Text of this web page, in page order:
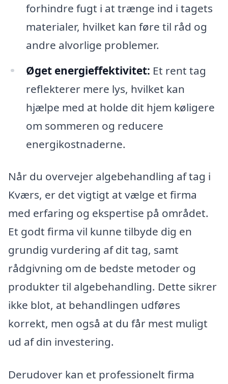
forhindre fugt i at trænge ind i tagets
materialer, hvilket kan føre til råd og
andre alvorlige problemer.
Øget energieffektivitet: Et rent tag
reflekterer mere lys, hvilket kan
hjælpe med at holde dit hjem køligere
om sommeren og reducere
energikostnaderne.
Når du overvejer algebehandling af tag i
Kværs, er det vigtigt at vælge et firma
med erfaring og ekspertise på området.
Et godt firma vil kunne tilbyde dig en
grundig vurdering af dit tag, samt
rådgivning om de bedste metoder og
produkter til algebehandling. Dette sikrer
ikke blot, at behandlingen udføres
korrekt, men også at du får mest muligt
ud af din investering.
Derudover kan et professionelt firma